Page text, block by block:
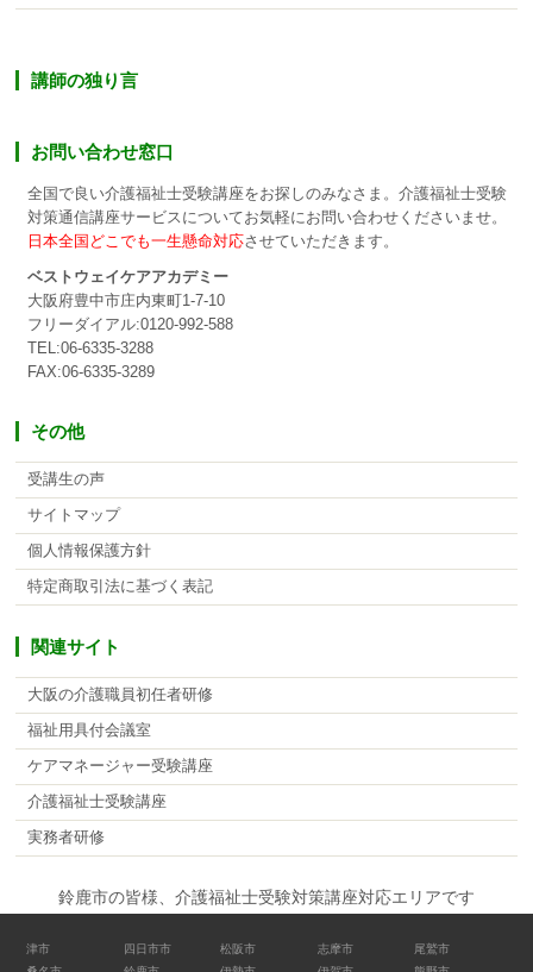
講師の独り言
お問い合わせ窓口
全国で良い介護福祉士受験講座をお探しのみなさま。介護福祉士受験
対策通信講座サービスについてお気軽にお問い合わせくださいませ。
日本全国どこでも一生懸命対応させていただきます。
ベストウェイケアアカデミー
大阪府豊中市庄内東町1-7-10
フリーダイアル:0120-992-588
TEL:06-6335-3288
FAX:06-6335-3289
その他
受講生の声
サイトマップ
個人情報保護方針
特定商取引法に基づく表記
関連サイト
大阪の介護職員初任者研修
福祉用具付会議室
ケアマネージャー受験講座
介護福祉士受験講座
実務者研修
鈴鹿市の皆様、介護福祉士受験対策講座対応エリアです
津市
四日市市
松阪市
志摩市
尾鷲市